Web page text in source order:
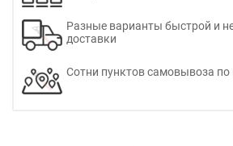
Разные варианты быстрой и
доставки
Сотни пунктов самовывоза по